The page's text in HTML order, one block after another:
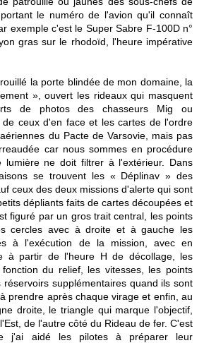
le numéro de l'avion qu'il connaît
exemple c'est le Super Sabre F-100D n°
gras sur le rhodoïd, l'heure impérative
la porte blindée de mon domaine, la
», ouvert les rideaux qui masquent
de photos des chasseurs Mig ou
de ceux d'en face et les cartes de l'ordre
du Pacte de Varsovie, mais pas
car nous sommes en procédure
lumière ne doit filtrer à l'extérieur. Dans
se trouvent les « Déplinav » des
ceux des deux missions d'alerte qui sont
dépliants faits de cartes découpées et
figuré par un gros trait central, les points
cercles avec à droite et à gauche les
à l'exécution de la mission, avec en
à partir de l'heure H de décollage, les
du relief, les vitesses, les points
supplémentaires quand ils sont
prendre après chaque virage et enfin, au
droite, le triangle qui marque l'objectif,
de l'autre côté du Rideau de fer. C'est
j'ai aidé les pilotes à préparer leur